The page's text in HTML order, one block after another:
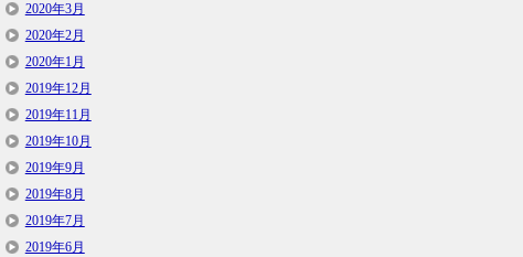
2020年3月
2020年2月
2020年1月
2019年12月
2019年11月
2019年10月
2019年9月
2019年8月
2019年7月
2019年6月